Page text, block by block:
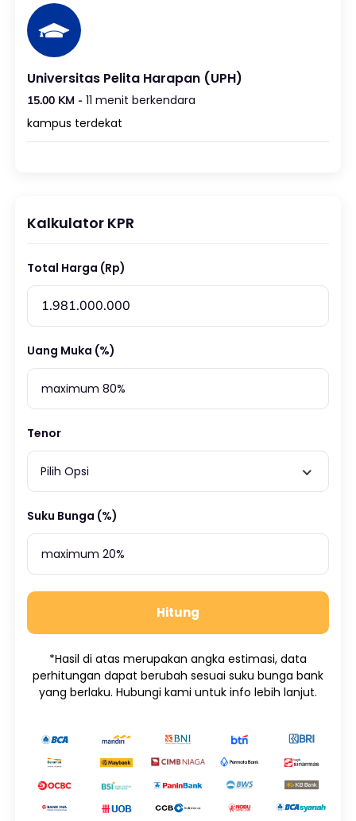
Universitas Pelita Harapan (UPH)
15.00 KM - 11 menit berkendara
kampus terdekat
Kalkulator KPR
Total Harga (Rp)
Uang Muka (%)
Tenor
Pilih Opsi
Suku Bunga (%)
Hitung
*Hasil di atas merupakan angka estimasi, data
perhitungan dapat berubah sesuai suku bunga bank
yang berlaku. Hubungi kami untuk info lebih lanjut.